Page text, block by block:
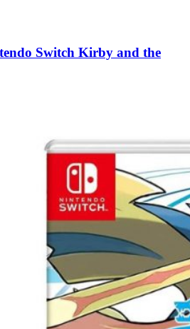
Switch Kirby and the